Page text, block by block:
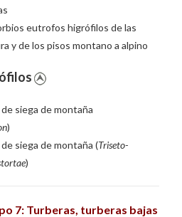
eutrofos higrófilos de las
y de los pisos montano a alpino
siega de montaña
)
siega de montaña (Triseto-
)
7: Turberas, turberas bajas